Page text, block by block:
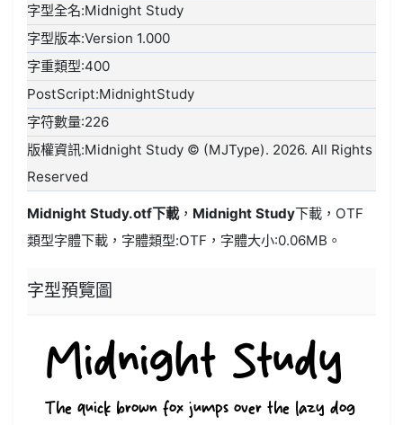
字型全名:Midnight Study
字型版本:Version 1.000
字重類型:400
PostScript:MidnightStudy
字符數量:226
版權資訊:Midnight Study © (MJType). 2026. All Rights
Reserved
Midnight Study.otf下載， Midnight Study下載， OTF
類型字體下載，字體類型:OTF ，字體大小:0.06MB。
字型預覽圖